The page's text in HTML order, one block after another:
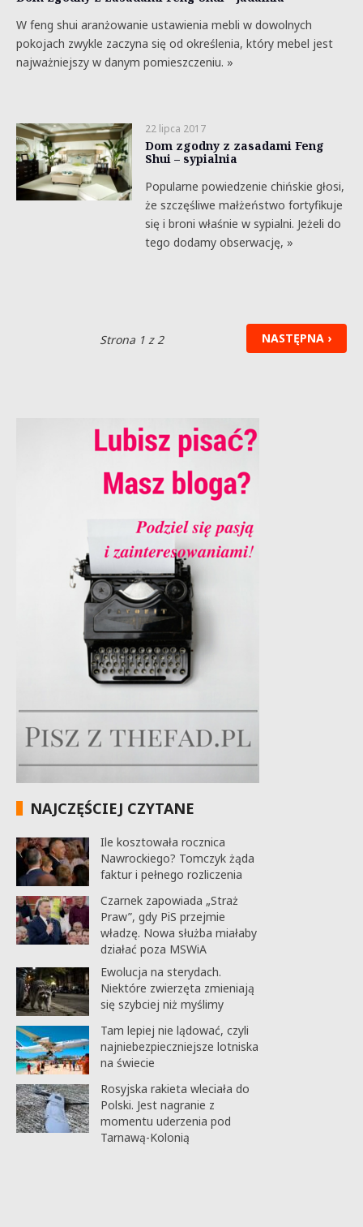
W feng shui aranżowanie ustawienia mebli w dowolnych
pokojach zwykle zaczyna się od określenia, który mebel jest
najważniejszy w danym pomieszczeniu. »
22 lipca 2017
Dom zgodny z zasadami Feng
Shui – sypialnia
Popularne powiedzenie chińskie głosi,
że szczęśliwe małżeństwo fortyfikuje
się i broni właśnie w sypialni. Jeżeli do
tego dodamy obserwację, »
NASTĘPNA ›
Strona 1 z 2
NAJCZĘŚCIEJ CZYTANE
Ile kosztowała rocznica
Nawrockiego? Tomczyk żąda
faktur i pełnego rozliczenia
Czarnek zapowiada „Straż
Praw”, gdy PiS przejmie
władzę. Nowa służba miałaby
działać poza MSWiA
Ewolucja na sterydach.
Niektóre zwierzęta zmieniają
się szybciej niż myślimy
Tam lepiej nie lądować, czyli
najniebezpieczniejsze lotniska
na świecie
Rosyjska rakieta wleciała do
Polski. Jest nagranie z
momentu uderzenia pod
Tarnawą-Kolonią